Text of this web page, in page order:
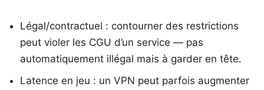
Légal/contractuel : contourner des restrictions
peut violer les CGU d’un service — pas
automatiquement illégal mais à garder en tête.
Latence en jeu : un VPN peut parfois augmenter